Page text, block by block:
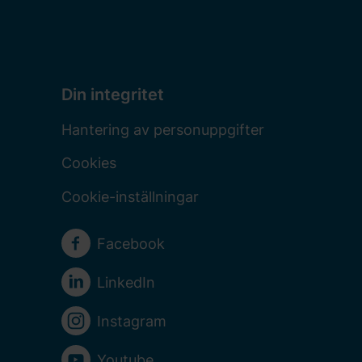
Din integritet
Hantering av personuppgifter
Cookies
Cookie-inställningar
Sociala medier
Facebook
LinkedIn
Instagram